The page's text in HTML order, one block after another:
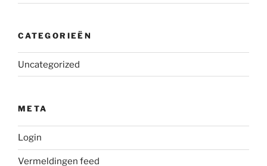
CATEGORIEËN
Uncategorized
META
Login
Vermeldingen feed